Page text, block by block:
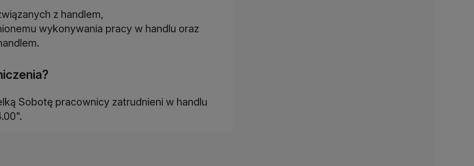
z handlem,
wykonywania pracy w handlu oraz
Sobotę pracownicy zatrudnieni w handlu